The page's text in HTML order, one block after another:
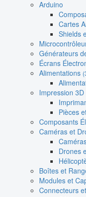
Arduino
Cartes
Shields
Générateurs
Écrans
Alimentations
Impression 3D
Pièces
Composants
Caméras et
Drones
Boîtes et
Modules et
Connecteurs